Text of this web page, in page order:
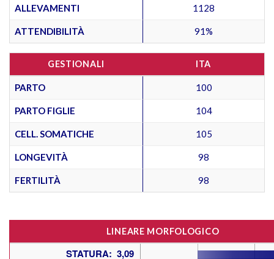
ALLEVAMENTI 1128
ATTENDIBILITÀ 91%
GESTIONALI ITA
PARTO 100
PARTO FIGLIE 104
CELL. SOMATICHE 105
LONGEVITÀ 98
FERTILITÀ 98
LINEARE MORFOLOGICO